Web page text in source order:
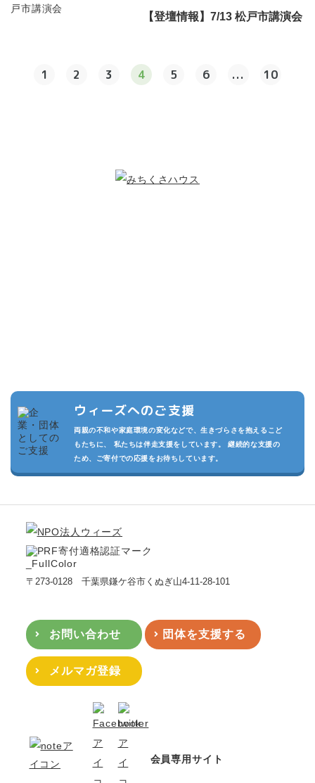
【登壇情報】7/13 松戸市講演会
1 2 3 4 5 6 ... 10
ウィーズへのご支援
両親の不和や家庭環境の変化などで、生きづらさを抱えるこど
もたちに、 私たちは伴走支援をしています。 継続的な支援の
ため、ご寄付での応援をお待ちしています。
〒273-0128 千葉県鎌ケ谷市くぬぎ山4-11-28-101
お問い合わせ 団体を支援する
メルマガ登録
会員専用サイト